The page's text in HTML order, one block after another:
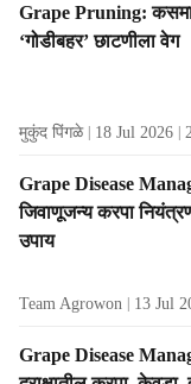
Grape Pruning: कसमादे
‘गोडीबहर’ छाटणीला वेग
मुकुंद पिंगळे 18 Jul 2026 2
Grape Disease
जिवाणूजन्य करपा
उपाय
Team Agrowon 13 Jul
Grape Disease